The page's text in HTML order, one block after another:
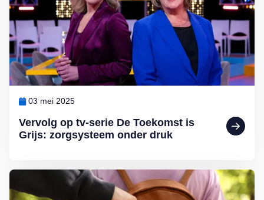
Vervolg op tv-serie De Toekomst is
Grijs: zorgsysteem onder druk
03 mei 2025
Lees meer over Telefoon gestolen? Zo maakt u het de dieven lastig!